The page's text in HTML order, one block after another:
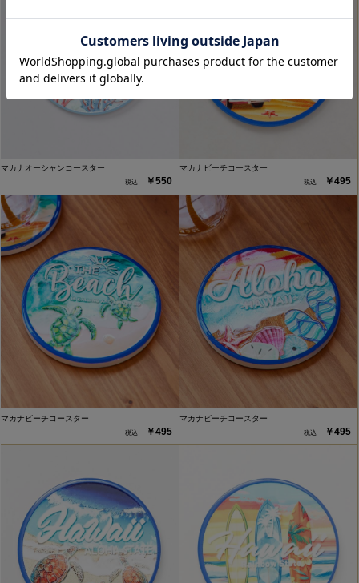
マカナオーシャンコースター
￥550
マカナビーチコースター
￥495
マカナビーチコースター
￥495
マカナビーチコースター
￥495